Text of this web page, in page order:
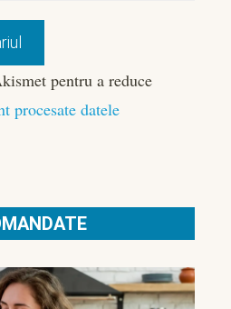
pentru a reduce
procesate datele